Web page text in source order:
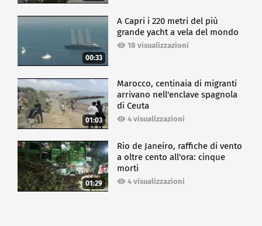
00:33
A Capri i 220 metri del più
grande yacht a vela del mondo
18 visualizzazioni
01:03
Marocco, centinaia di migranti
arrivano nell'enclave spagnola
di Ceuta
4 visualizzazioni
01:29
Rio de Janeiro, raffiche di vento
a oltre cento all'ora: cinque
morti
4 visualizzazioni